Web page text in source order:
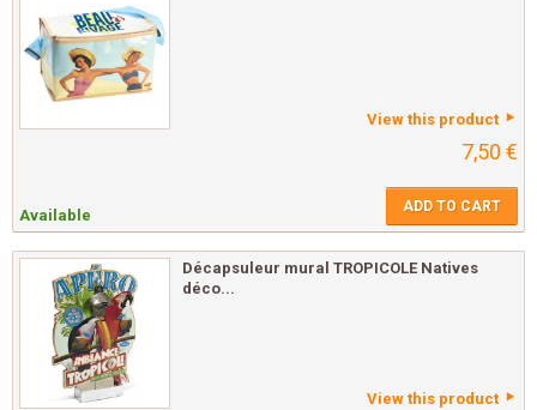
View this product
7,50 €
Available ADD TO CART
Décapsuleur mural TROPICOLE Natives
déco...
View this product